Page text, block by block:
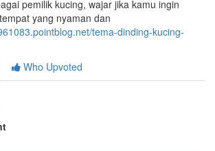
pemilik kucing, wajar jika kamu ingin
yang nyaman dan
tema-dinding-kucing-
Who Upvoted